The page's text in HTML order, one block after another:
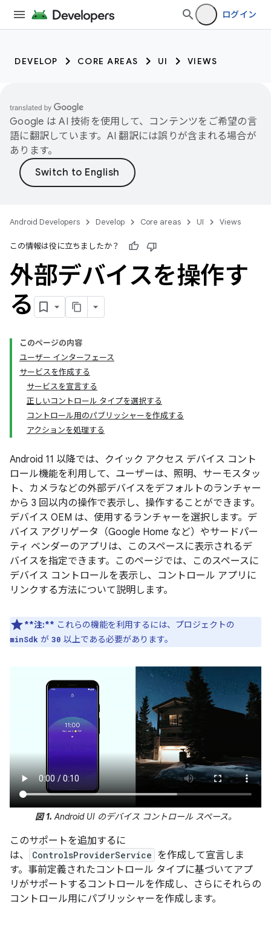
ログイン
DEVELOP CORE AREAS UI VIEWS
Google は AI 技術を使用して、コンテンツをご希望の言
語に翻訳しています。AI 翻訳には誤りが含まれる場合が
あります。
Android Developers Develop Core areas UI Views
この情報は役に立ちましたか？
外部デバイスを操作す
る
このページの内容
ユーザー インターフェース
サービスを作成する
サービスを宣言する
正しいコントロール タイプを選択する
コントロール用のパブリッシャーを作成する
アクションを処理する
Android 11 以降では、クイック アクセス デバイス コント
ロール機能を利用して、ユーザーは、照明、サーモスタッ
ト、カメラなどの外部デバイスをデフォルトのランチャー
から 3 回以内の操作で表示し、操作することができます。
デバイス OEM は、使用するランチャーを選択します。デ
バイス アグリゲータ（Google Home など）やサードパー
ティ ベンダーのアプリは、このスペースに表示されるデ
バイスを指定できます。このページでは、このスペースに
デバイス コントロールを表示し、コントロール アプリに
リンクする方法について説明します。
**注:** これらの機能を利用するには、プロジェクトの
minSdk が 30 以上である必要があります。
図 1. Android UI のデバイス コントロール スペース。
このサポートを追加するに
は、
ControlsProviderService を作成して宣言しま
す。事前定義されたコントロール タイプに基づいてアプ
リがサポートするコントロールを作成し、さらにそれらの
コントロール用にパブリッシャーを作成します。